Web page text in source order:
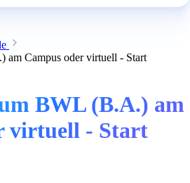
am Campus oder virtuell - Start
BWL (B.A.) am
virtuell - Start